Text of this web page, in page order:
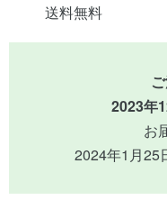
送料無料
2023年
お
2024年1月25